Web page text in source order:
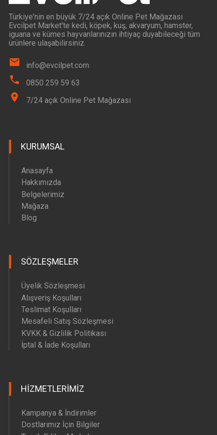
Türkiye'nin en büyük 7/24 açık Online Pet Mağazası
Evcilpet Market'te kedi, köpek, kuş, akvaryum, hamster,
iguana ve kümes hayvanlarınızın ihtiyaç duyabileceği tüm
ürünlere ulaşabilirsiniz.
info@evcilpet.com
0850 259 59 63
7/24 açık Online Pet Mağazası
KURUMSAL
Anasayfa
Hakkımızda
Belgelerimiz
Mağaza
Blog
SÖZLEŞMELER
Üyelik Sözleşmesi
Alışveriş Koşulları
Teslimat Koşulları
Mesafeli Satış Sözleşmesi
KVKK & Gizlilik Politikası
İptal & İade Koşulları
HIZMETLERIMIZ
Kampanya & İndirimler
Dostlarımız İçin Bilgiler